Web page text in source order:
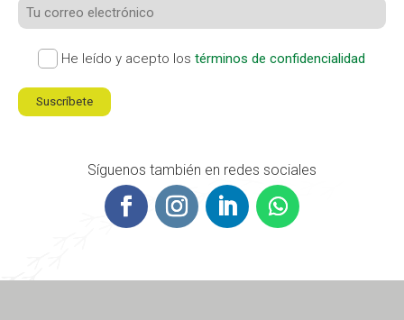
He leído y acepto los términos de confidencialidad
Síguenos también en redes sociales